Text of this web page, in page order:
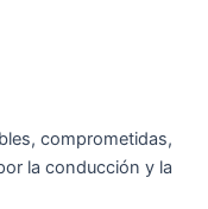
comprometidas,
la conducción y la